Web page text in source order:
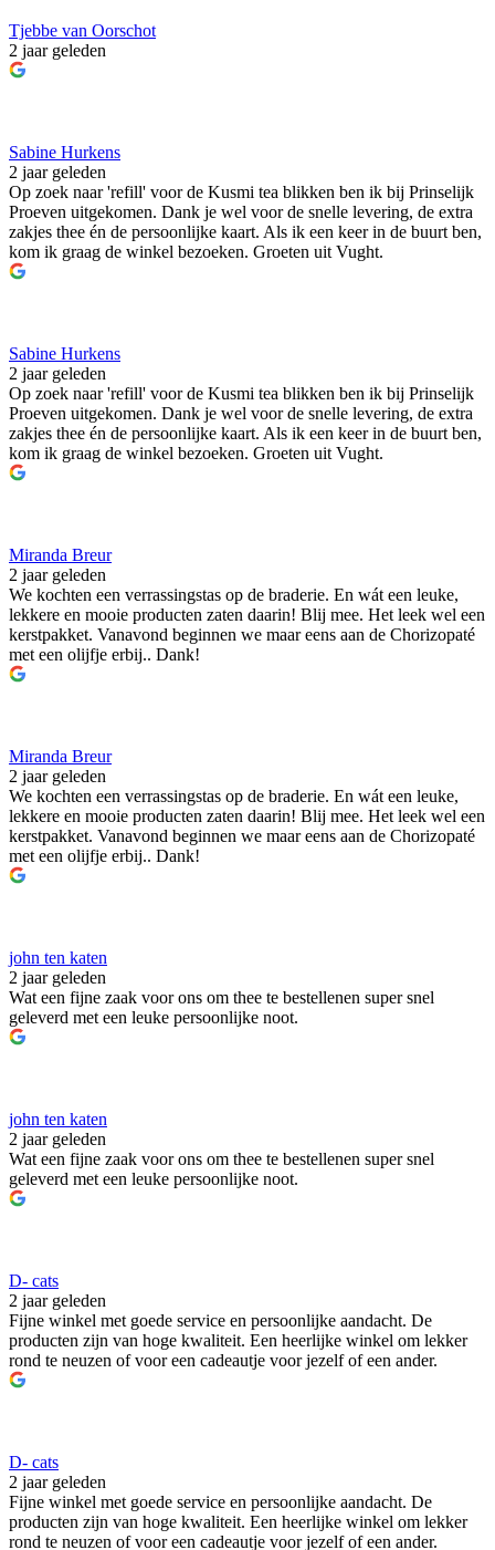
Tjebbe van Oorschot
2 jaar geleden
Sabine Hurkens
2 jaar geleden
Op zoek naar 'refill' voor de Kusmi tea blikken ben ik bij Prinselijk
Proeven uitgekomen. Dank je wel voor de snelle levering, de extra
zakjes thee én de persoonlijke kaart. Als ik een keer in de buurt ben,
kom ik graag de winkel bezoeken. Groeten uit Vught.
Sabine Hurkens
2 jaar geleden
Op zoek naar 'refill' voor de Kusmi tea blikken ben ik bij Prinselijk
Proeven uitgekomen. Dank je wel voor de snelle levering, de extra
zakjes thee én de persoonlijke kaart. Als ik een keer in de buurt ben,
kom ik graag de winkel bezoeken. Groeten uit Vught.
Miranda Breur
2 jaar geleden
We kochten een verrassingstas op de braderie. En wát een leuke,
lekkere en mooie producten zaten daarin! Blij mee. Het leek wel een
kerstpakket. Vanavond beginnen we maar eens aan de Chorizopaté
met een olijfje erbij.. Dank!
Miranda Breur
2 jaar geleden
We kochten een verrassingstas op de braderie. En wát een leuke,
lekkere en mooie producten zaten daarin! Blij mee. Het leek wel een
kerstpakket. Vanavond beginnen we maar eens aan de Chorizopaté
met een olijfje erbij.. Dank!
john ten katen
2 jaar geleden
Wat een fijne zaak voor ons om thee te bestellenen super snel
geleverd met een leuke persoonlijke noot.
john ten katen
2 jaar geleden
Wat een fijne zaak voor ons om thee te bestellenen super snel
geleverd met een leuke persoonlijke noot.
D- cats
2 jaar geleden
Fijne winkel met goede service en persoonlijke aandacht. De
producten zijn van hoge kwaliteit. Een heerlijke winkel om lekker
rond te neuzen of voor een cadeautje voor jezelf of een ander.
D- cats
2 jaar geleden
Fijne winkel met goede service en persoonlijke aandacht. De
producten zijn van hoge kwaliteit. Een heerlijke winkel om lekker
rond te neuzen of voor een cadeautje voor jezelf of een ander.